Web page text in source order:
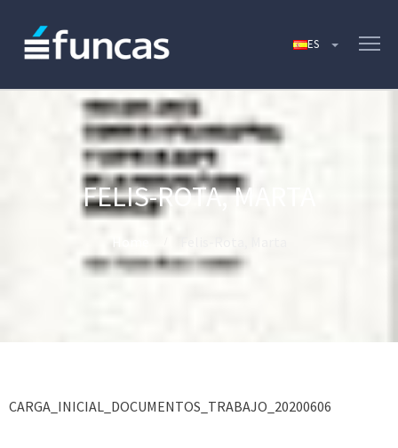
FELIS-ROTA, MARTA
Home
CARGA_INICIAL_DOCUMENTOS_TRABAJO_20200606